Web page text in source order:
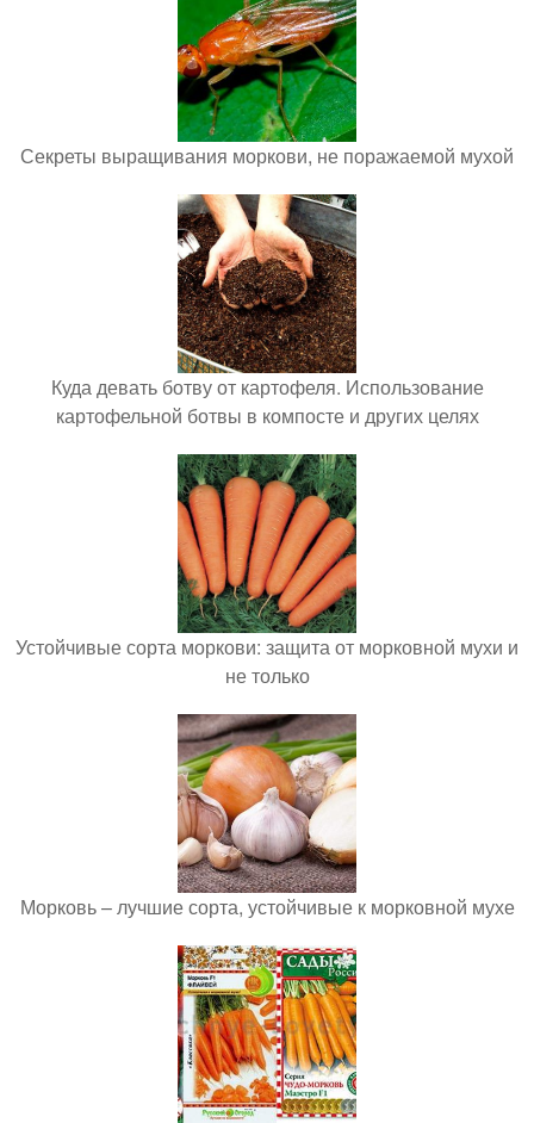
Секреты выращивания моркови, не поражаемой мухой
Куда девать ботву от картофеля. Использование
картофельной ботвы в компосте и других целях
Устойчивые сорта моркови: защита от морковной мухи и
не только
Морковь – лучшие сорта, устойчивые к морковной мухе